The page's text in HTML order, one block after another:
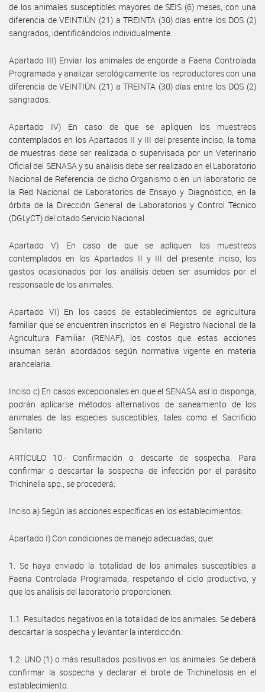
de los animales susceptibles mayores de SEIS (6) meses, con una
diferencia de VEINTIÚN (21) a TREINTA (30) días entre los DOS (2)
sangrados, identificándolos individualmente.
Apartado III) Enviar los animales de engorde a Faena Controlada
Programada y analizar serológicamente los reproductores con una
diferencia de VEINTIÚN (21) a TREINTA (30) días entre los DOS (2)
sangrados.
Apartado IV) En caso de que se apliquen los muestreos
contemplados en los Apartados II y III del presente inciso, la toma
de muestras debe ser realizada o supervisada por un Veterinario
Oficial del SENASA y su análisis debe ser realizado en el Laboratorio
Nacional de Referencia de dicho Organismo o en un laboratorio de
la Red Nacional de Laboratorios de Ensayo y Diagnóstico, en la
órbita de la Dirección General de Laboratorios y Control Técnico
(DGLyCT) del citado Servicio Nacional.
Apartado V) En caso de que se apliquen los muestreos
contemplados en los Apartados II y III del presente inciso, los
gastos ocasionados por los análisis deben ser asumidos por el
responsable de los animales.
Apartado VI) En los casos de establecimientos de agricultura
familiar que se encuentren inscriptos en el Registro Nacional de la
Agricultura Familiar (RENAF), los costos que estas acciones
insuman serán abordados según normativa vigente en materia
arancelaria.
Inciso c) En casos excepcionales en que el SENASA así lo disponga,
podrán aplicarse métodos alternativos de saneamiento de los
animales de las especies susceptibles, tales como el Sacrificio
Sanitario.
ARTÍCULO 10.- Confirmación o descarte de sospecha. Para
confirmar o descartar la sospecha de infección por el parásito
Trichinella spp., se procederá:
Inciso a) Según las acciones específicas en los establecimientos:
Apartado I) Con condiciones de manejo adecuadas, que:
1. Se haya enviado la totalidad de los animales susceptibles a
Faena Controlada Programada, respetando el ciclo productivo, y
que los análisis del laboratorio proporcionen:
1.1. Resultados negativos en la totalidad de los animales. Se deberá
descartar la sospecha y levantar la interdicción.
1.2. UNO (1) o más resultados positivos en los animales. Se deberá
confirmar la sospecha y declarar el brote de Trichinellosis en el
establecimiento.